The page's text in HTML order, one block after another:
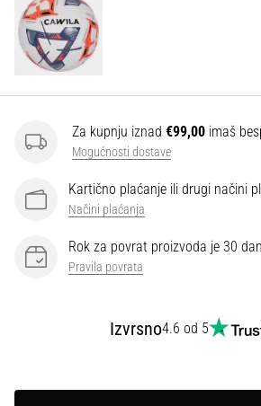
Za kupnju iznad €99,00 imaš
Mogućnosti dostave
Kartično plaćanje ili drugi načini
Načini plaćanja
Rok za povrat proizvoda je 30
Pravila povrata
Izvrsno4.6 od 5